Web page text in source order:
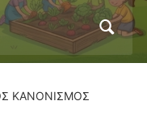
ΚΑΝΟΝΙΣΜΟΣ